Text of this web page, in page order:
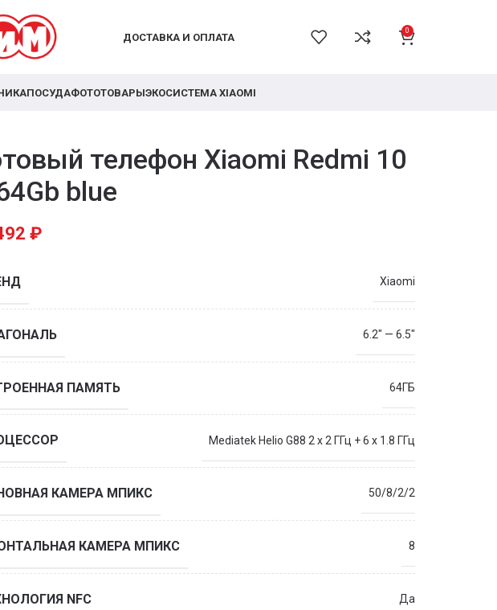
ДОСТАВКА И ОПЛАТА
0
ПОСУДАФОТОТОВАРЫЭКОСИСТЕМА XIAOMI
телефон Xiaomi Redmi 10
blue
₽
Xiaomi
6.2" — 6.5"
ПАМЯТЬ 64ГБ
Mediatek Helio G88 2 x 2 ГГц + 6 x 1.8 ГГц
КАМЕРА МПИКС 50/8/2/2
КАМЕРА МПИКС 8
NFC Да